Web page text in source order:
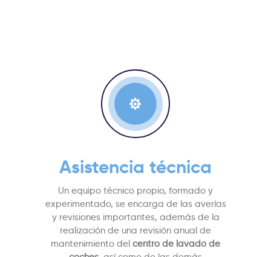

Asistencia técnica
Un equipo técnico propio, formado y
experimentado, se encarga de las averías
y revisiones importantes, además de la
realización de una revisión anual de
mantenimiento del centro de lavado de